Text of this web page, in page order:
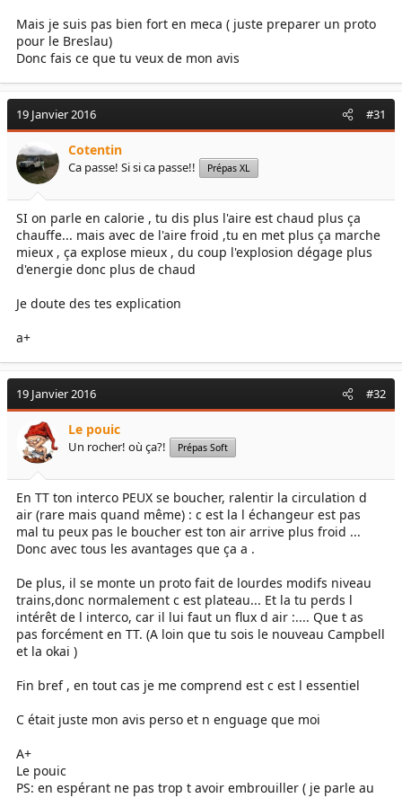
Mais je suis pas bien fort en meca ( juste preparer un proto
pour le Breslau)
Donc fais ce que tu veux de mon avis
19 Janvier 2016 #31
Cotentin
Ca passe! Si si ca passe!! Prépas XL
SI on parle en calorie , tu dis plus l'aire est chaud plus ça
chauffe... mais avec de l'aire froid ,tu en met plus ça marche
mieux , ça explose mieux , du coup l'explosion dégage plus
d'energie donc plus de chaud
Je doute des tes explication
a+
19 Janvier 2016 #32
Le pouic
Un rocher! où ça?! Prépas Soft
En TT ton interco PEUX se boucher, ralentir la circulation d
air (rare mais quand même) : c est la l échangeur est pas
mal tu peux pas le boucher est ton air arrive plus froid ...
Donc avec tous les avantages que ça a .
De plus, il se monte un proto fait de lourdes modifs niveau
trains,donc normalement c est plateau... Et la tu perds l
intérêt de l interco, car il lui faut un flux d air :.... Que t as
pas forcément en TT. (A loin que tu sois le nouveau Campbell
et la okai )
Fin bref , en tout cas je me comprend est c est l essentiel
C était juste mon avis perso et n enguage que moi
A+
Le pouic
PS: en espérant ne pas trop t avoir embrouiller ( je parle au